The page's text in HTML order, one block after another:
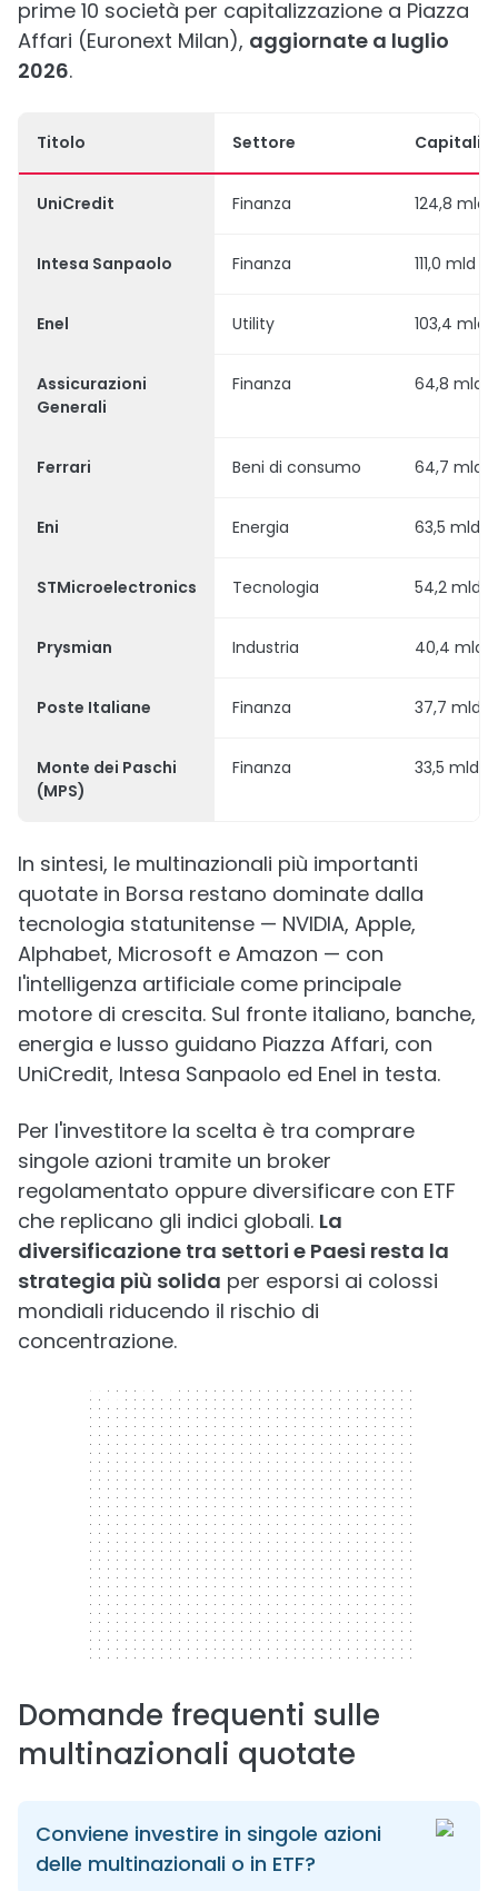
prime 10 società per capitalizzazione a Piazza
Affari (Euronext Milan), aggiornate a luglio
2026.
Titolo Settore
UniCredit Finanza 124,8 mld
Intesa Sanpaolo Finanza 111,0 mld €
Enel Utility 103,4 mld
Assicurazioni
Generali
Finanza 64,8 mld
Ferrari Beni di consumo 64,7 mld
Eni Energia 63,5 mld €
STMicroelectronics Tecnologia 54,2 mld €
Prysmian Industria 40,4 mld
Poste Italiane Finanza 37,7 mld €
Monte dei Paschi
(MPS)
Finanza 33,5 mld €
In sintesi, le multinazionali più importanti
quotate in Borsa restano dominate dalla
tecnologia statunitense — NVIDIA, Apple,
Alphabet, Microsoft e Amazon — con
l'intelligenza artificiale come principale
motore di crescita. Sul fronte italiano, banche,
energia e lusso guidano Piazza Affari, con
UniCredit, Intesa Sanpaolo ed Enel in testa.
Per l'investitore la scelta è tra comprare
singole azioni tramite un broker
regolamentato oppure diversificare con ETF
che replicano gli indici globali. La
diversificazione tra settori e Paesi resta la
strategia più solida per esporsi ai colossi
mondiali riducendo il rischio di
concentrazione.
300 x 250
Domande frequenti sulle
multinazionali quotate
Conviene investire in singole azioni
delle multinazionali o in ETF?